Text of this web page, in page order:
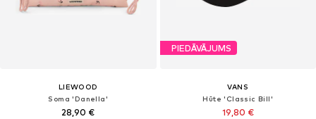
LIEWOOD
Soma 'Danella'
28,90 €
PIEDĀVĀJUMS
VANS
Hūte 'Classic Bill'
19,80 €